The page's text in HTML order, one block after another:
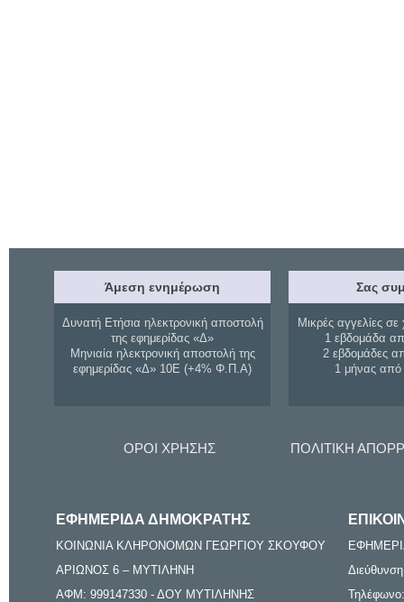
Άμεση ενημέρωση
Δυνατή Ετήσια ηλεκτρονική αποστολή
της εφημερίδας «Δ»
Μηνιαία ηλεκτρονική αποστολή της
εφημερίδας «Δ» 10Ε (+4% Φ.Π.Α)
Σας
Μικρές αγγελίες σε
1 εβδομάδα
2 εβδομάδες
1 μήνας
ΟΡΟΙ ΧΡΗΣΗΣ ΠΟΛΙΤΙΚΗ
ΕΦΗΜΕΡΙΔΑ ΔΗΜΟΚΡΑΤΗΣ
ΚΟΙΝΩΝΙΑ ΚΛΗΡΟΝΟΜΩΝ ΓΕΩΡΓΙΟΥ ΣΚΟΥΦΟΥ
ΑΡΙΩΝΟΣ 6 – ΜΥΤΙΛΗΝΗ
ΑΦΜ: 999147330 - ΔΟΥ ΜΥΤΙΛΗΝΗΣ